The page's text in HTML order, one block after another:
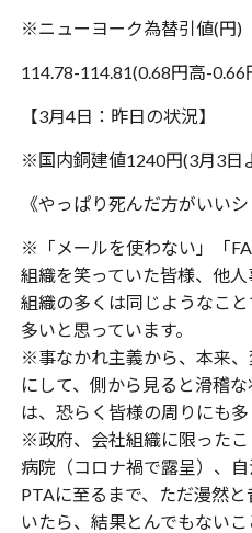
※ニューヨーク為替引値(円)
114.78-114.81(0.68円高-0.66
【3月4日：昨日の状況】
※国内銅建値1240円(3月3日
《やっぱり死んだ方がいい
※「メールを使わない」「
組織を笑っていた皆様、他
組織の多くは同じようなこ
多いと思っています。
※事なかれ主義から、本来
にして、側から見ると滑稽
は、恐らく皆様の周りにも多
※政府、会社組織に限ったこ
病院（コロナ禍で露呈）、自
PTAに至るまで、ただ漫然
いたら、結果とんでもないこ